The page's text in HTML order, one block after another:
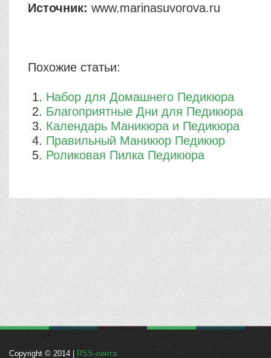
Источник: www.marinasuvorova.ru
Похожие статьи:
Набор для Домашнего Педикюра
Благоприятные Дни для Педикюра
Календарь Маникюра и Педикюра
Правильный Маникюр Педикюр
Роликовая Пилка Педикюра
Copyright © 2014 | RSS-лента